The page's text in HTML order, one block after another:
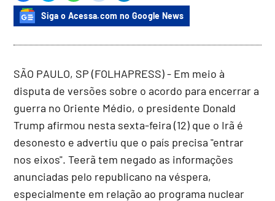
Siga o Acessa.com no Google News
SÃO PAULO, SP (FOLHAPRESS) - Em meio à
disputa de versões sobre o acordo para encerrar a
guerra no Oriente Médio, o presidente Donald
Trump afirmou nesta sexta-feira (12) que o Irã é
desonesto e advertiu que o país precisa "entrar
nos eixos". Teerã tem negado as informações
anunciadas pelo republicano na véspera,
especialmente em relação ao programa nuclear